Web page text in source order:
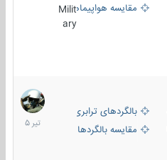
مقایسه هواپیماهاMilit
ary
بالگردهای ترابری
مقایسه بالگردها
22
تیر
1405